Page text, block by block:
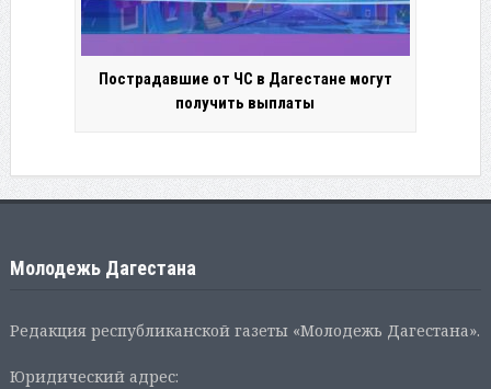
Пострадавшие от ЧС в Дагестане могут
получить выплаты
Молодежь Дагестана
Редакция республиканской газеты «Молодежь Дагестана».
Юридический адрес: